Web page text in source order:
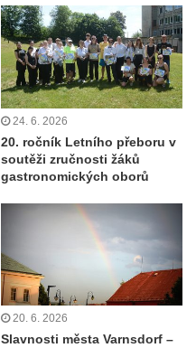
24. 6. 2026
20. ročník Letního přeboru v
soutěži zručnosti žáků
gastronomických oborů
20. 6. 2026
Slavnosti města Varnsdorf –